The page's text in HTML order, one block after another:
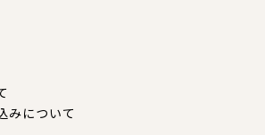
みについて